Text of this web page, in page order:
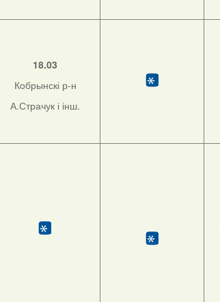
18.03
Кобрынскі р-н
А.Страчук і інш.